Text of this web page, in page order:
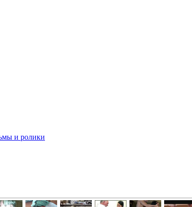
и ролики